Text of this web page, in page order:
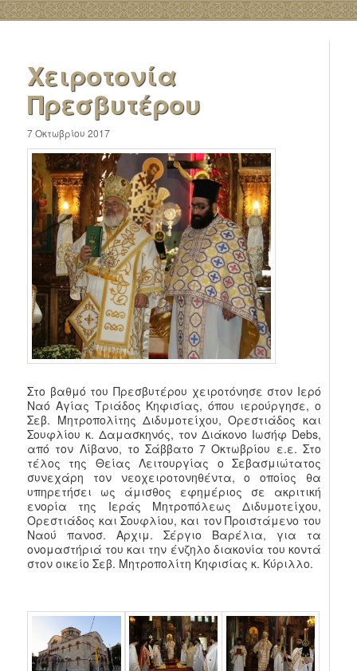
Χειροτονία
Πρεσβυτέρου
7 Οκτωβρίου 2017
Στο βαθμό του Πρεσβυτέρου χειροτόνησε στον Ιερό
Ναό Αγίας Τριάδος Κηφισίας, όπου ιερούργησε, ο
Σεβ. Μητροπολίτης Διδυμοτείχου, Ορεστιάδος και
Σουφλίου κ. Δαμασκηνός, τον Διάκονο Ιωσήφ Debs,
από τον Λίβανο, το Σάββατο 7 Οκτωβρίου ε.ε. Στο
τέλος της Θείας Λειτουργίας ο Σεβασμιώτατος
συνεχάρη τον νεοχειροτονηθέντα, ο οποίος θα
υπηρετήσει ως άμισθος εφημέριος σε ακριτική
ενορία της Ιεράς Μητροπόλεως Διδυμοτείχου,
Ορεστιάδος και Σουφλίου, και τον Προιστάμενο του
Ναού πανοσ. Αρχιμ. Σέργιο Βαρέλια, για τα
ονομαστήριά του και την ένζηλο διακονία του κοντά
στον οικείο Σεβ. Μητροπολίτη Κηφισίας κ. Κύριλλο.